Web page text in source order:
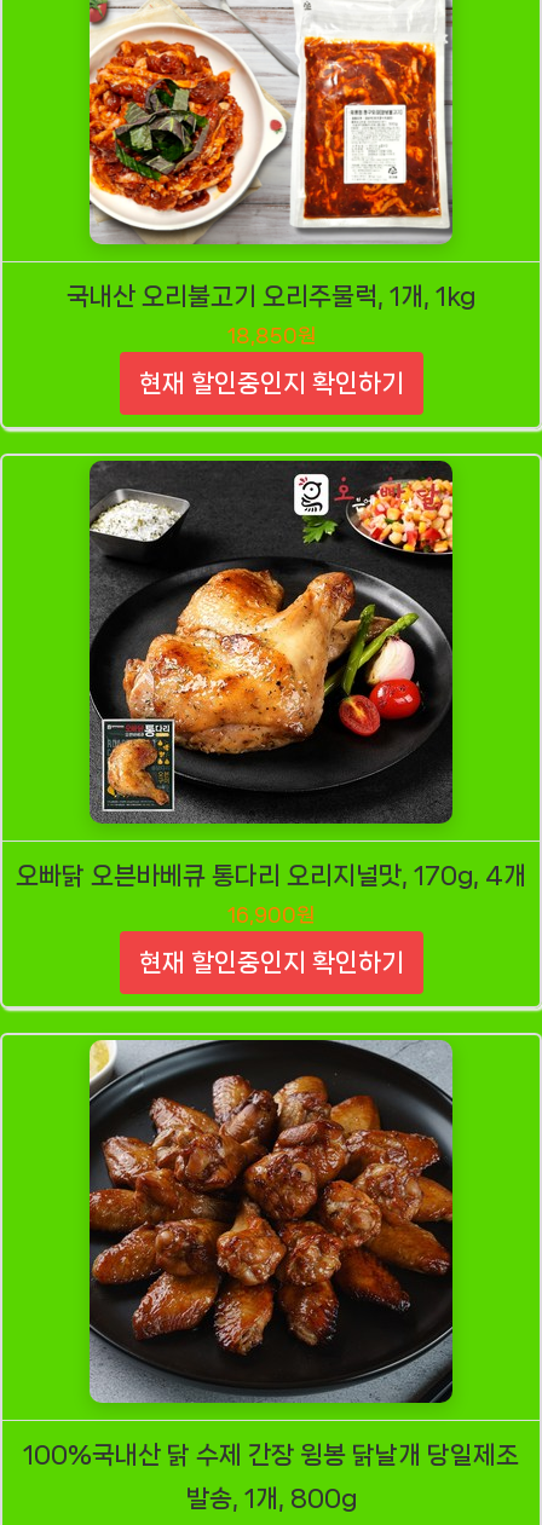
국내산 오리불고기 오리주물럭, 1개, 1kg
18,850원
현재 할인중인지 확인하기
오빠닭 오븐바베큐 통다리 오리지널맛, 170g, 4개
16,900원
현재 할인중인지 확인하기
100%국내산 닭 수제 간장 윙봉 닭날개 당일제조
발송, 1개, 800g